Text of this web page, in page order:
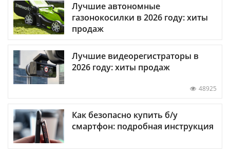
Лучшие автономные
газонокосилки в 2026 году: хиты
продаж
Лучшие видеорегистраторы в
2026 году: хиты продаж
48925
Как безопасно купить б/у
смартфон: подробная инструкция